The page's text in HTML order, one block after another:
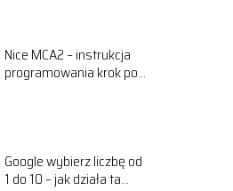
Nice MCA2 – instrukcja
programowania krok po
Google wybierz liczbę od
1 do 10 – jak działa ta